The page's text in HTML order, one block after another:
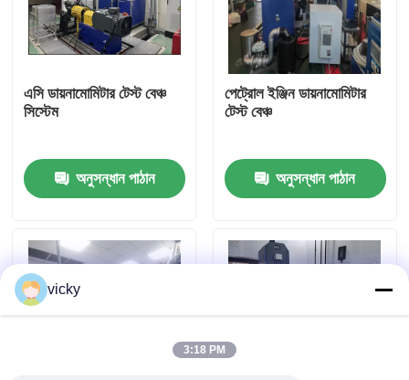
কারখানা ভ্রমণ
গুণগত মান নিয়ন্ত্রণ
খবর
মামলা
টর্ক ডায়নামিটার
এসি ডায়নামোমিটার টেস্ট বেঞ্চ
সিস্টেম
অনুসন্ধান পাঠান
পেট্রোল ইঞ্জিন ডায়নামোমিটার
টেস্ট বেঞ্চ
অনুসন্ধান পাঠান
vicky
3:18 PM